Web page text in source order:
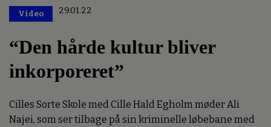
Video 29.01.22
“Den hårde kultur bliver
inkorporeret”
Cilles Sorte Skole med Cille Hald Egholm møder Ali
Najei, som ser tilbage på sin kriminelle løbebane med